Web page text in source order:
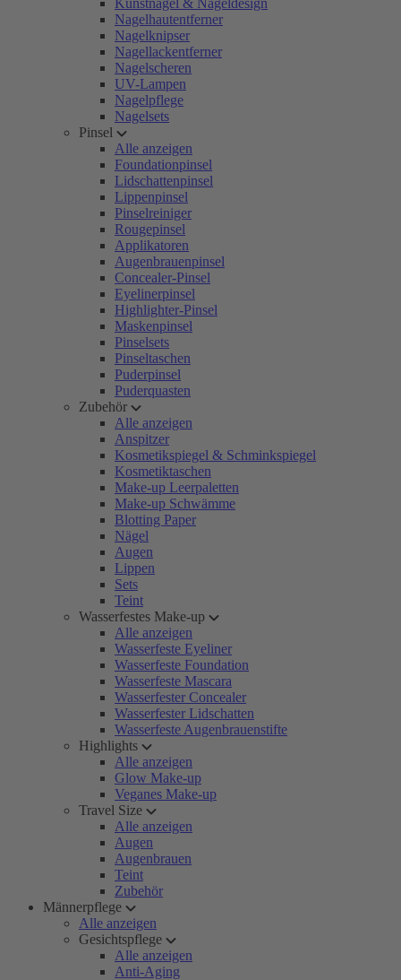
Kunstnägel & Nageldesign
Nagelhautentferner
Nagelknipser
Nagellackentferner
Nagelscheren
UV-Lampen
Nagelpflege
Nagelsets
Pinsel
Alle anzeigen
Foundationpinsel
Lidschattenpinsel
Lippenpinsel
Pinselreiniger
Rougepinsel
Applikatoren
Augenbrauenpinsel
Concealer-Pinsel
Eyelinerpinsel
Highlighter-Pinsel
Maskenpinsel
Pinselsets
Pinseltaschen
Puderpinsel
Puderquasten
Zubehör
Alle anzeigen
Anspitzer
Kosmetikspiegel & Schminkspiegel
Kosmetiktaschen
Make-up Leerpaletten
Make-up Schwämme
Blotting Paper
Nägel
Augen
Lippen
Sets
Teint
Wasserfestes Make-up
Alle anzeigen
Wasserfeste Eyeliner
Wasserfeste Foundation
Wasserfeste Mascara
Wasserfester Concealer
Wasserfester Lidschatten
Wasserfeste Augenbrauenstifte
Highlights
Alle anzeigen
Glow Make-up
Veganes Make-up
Travel Size
Alle anzeigen
Augen
Augenbrauen
Teint
Zubehör
Männerpflege
Alle anzeigen
Gesichtspflege
Alle anzeigen
Anti-Aging